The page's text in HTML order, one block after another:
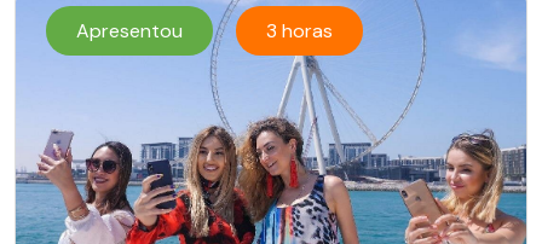
Apresentou 3 horas